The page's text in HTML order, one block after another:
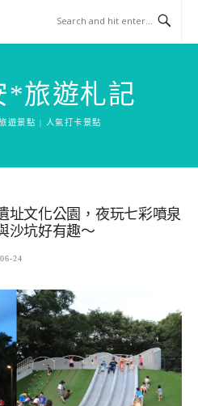
*旅遊札記
遊景點 | 人氣打卡景點
址文化公園，夜玩七彩噴泉
沙坑好有趣～
24